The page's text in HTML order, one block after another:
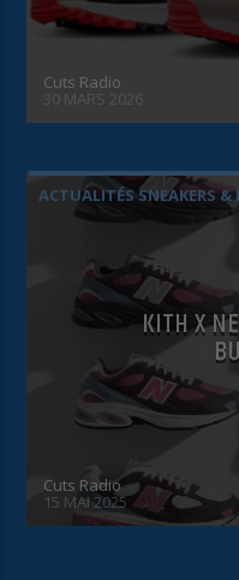
Cuts Radio
30 MARS 2026
ACTUALITÉS SNEAKERS &
KITH X
Cuts Radio
15 MAI 2025